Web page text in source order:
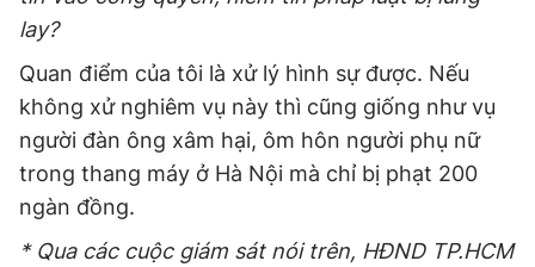
lay?
Quan điểm của tôi là xử lý hình sự được. Nếu
không xử nghiêm vụ này thì cũng giống như vụ
người đàn ông xâm hại, ôm hôn người phụ nữ
trong thang máy ở Hà Nội mà chỉ bị phạt 200
ngàn đồng.
* Qua các cuộc giám sát nói trên, HĐND TP.HCM